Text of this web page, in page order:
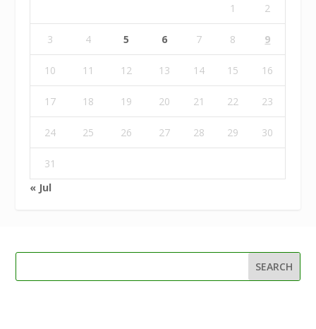
1 2
3 4 5 6 7 8 9
10 11 12 13 14 15 16
17 18 19 20 21 22 23
24 25 26 27 28 29 30
31
« Jul